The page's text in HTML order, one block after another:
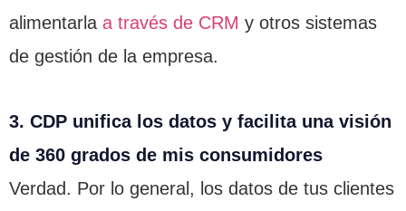
alimentarla a través de CRM y otros sistemas
de gestión de la empresa.
3. CDP unifica los datos y facilita una visión
de 360 grados de mis consumidores
Verdad. Por lo general, los datos de tus clientes